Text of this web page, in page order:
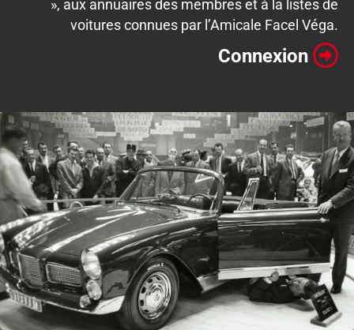
», aux annuaires des membres et à la listes de
voitures connues par l’Amicale Facel Véga.
Connexion